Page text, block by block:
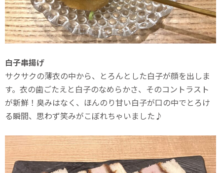
白子串揚げ
サクサクの薄衣の中から、とろんとした白子が顔を出しま
す。衣の歯ごたえと白子のなめらかさ、そのコントラスト
が新鮮！臭みはなく、ほんのり甘い白子が口の中でとろけ
る瞬間、思わず笑みがこぼれちゃいました♪